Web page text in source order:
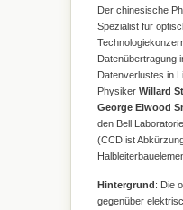
Der chinesische
Spezialist für
Datenübertragung
Datenverlustes in
Physiker Willard
George Elwood
den Bell
(CCD ist
Hintergrund: Die
gegenüber